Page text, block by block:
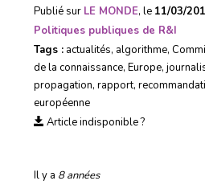
Publié sur LE MONDE, le 11/03/
Politiques publiques de R&I
Tags : actualités, algorithme,
de la connaissance, Europe,
propagation, rapport,
européenne
Article indisponible ?
Il y a 8 années